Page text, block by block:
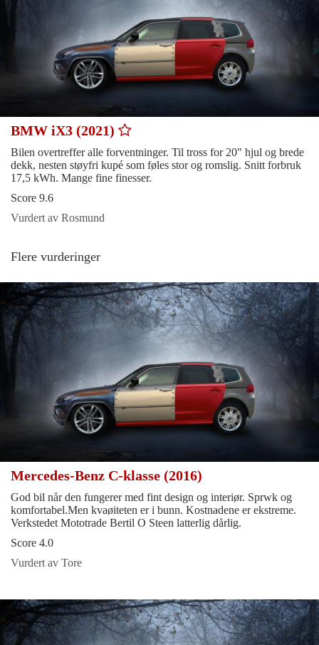
BMW iX3 (2021)
Bilen overtreffer alle forventninger. Til tross for 20" hjul og brede
dekk, nesten støyfri kupé som føles stor og romslig. Snitt forbruk
17,5 kWh. Mange fine finesser.
Score 9.6
Vurdert av Rosmund
Flere vurderinger
Mercedes-Benz C-klasse (2016)
God bil når den fungerer med fint design og interiør. Sprwk og
komfortabel.Men kvaøiteten er i bunn. Kostnadene er ekstreme.
Verkstedet Mototrade Bertil O Steen latterlig dårlig.
Score 4.0
Vurdert av Tore